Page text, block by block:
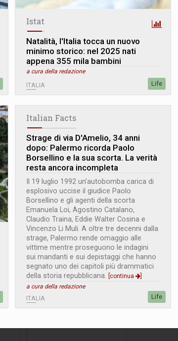
Istat
Natalità, l'Italia tocca un nuovo
minimo storico: nel 2025 nati
appena 355 mila bambini
a cura della redazione
ITALIA Life
Italian Facts
Strage di via D'Amelio, 34 anni
dopo: Palermo ricorda Paolo
Borsellino e la sua scorta. La verità
resta ancora incompleta
Il 19 luglio 1992 un'autobomba carica di
esplosivo uccise il giudice Paolo
Borsellino e gli agenti della scorta
Emanuela Loi, Agostino Catalano,
Claudio Traina, Eddie Walter Cosina e
Vincenzo Li Muli. A oltre tre decenni dalla
strage, Palermo rende omaggio alle
vittime mentre proseguono le indagini
sui mandanti e sui depistaggi che hanno
segnato uno dei capitoli più drammatici
della storia repubblicana. [continua
a cura della redazione
ITALIA Life